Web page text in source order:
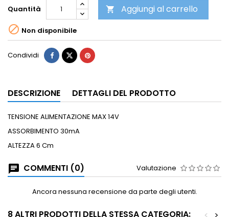
Quantità  Aggiungi al carrello
 Non disponibile
Condividi
DESCRIZIONE DETTAGLI DEL PRODOTTO
TENSIONE ALIMENTAZIONE MAX 14V
ASSORBIMENTO 30mA
ALTEZZA 6 Cm
COMMENTI (0) Valutazione
Ancora nessuna recensione da parte degli utenti.
8 ALTRI PRODOTTI DELLA STESSA CATEGORIA: